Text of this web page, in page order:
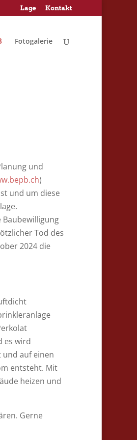
Lage Kontakt
Fotogalerie
und
)
und um diese
Tod des
2024 die
es wird
und auf einen
entsteht. Mit
heizen und
Gerne